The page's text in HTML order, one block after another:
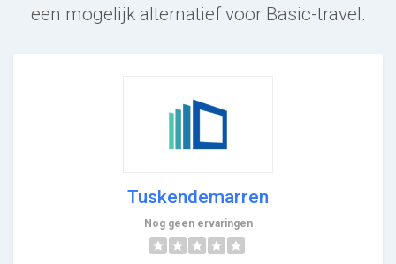
een mogelijk alternatief voor Basic-travel.
Tuskendemarren
Nog geen ervaringen